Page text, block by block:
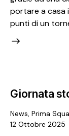
portare a casa
punti di un
Giornata
News, Prima
12 Ottobre 2025